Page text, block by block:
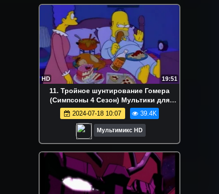
HD 19:51
11. Тройное шунтирование Гомера
(Симпсоны 4 Сезон) Мультики для
детей | Дисней | NetFlix
2024-07-18 10:07 39.4K
Мультимикс HD